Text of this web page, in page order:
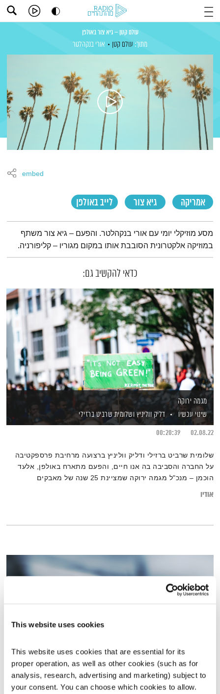
This website uses cookies
This website uses cookies that are essential for its
proper operation, as well as other cookies (such as for
analysis, research, advertising and marketing) subject to
your consent. You can choose which cookies to allow.
עולם קטן – גיא צור באולפן
מתוך: עולם קטן אורי בנקהלטר
אמריקה גיא צור לייב באולפן
embed
תמצית הפודקאסט
מסע מוזיקלי יומי עם אורי בנקהלטר. והפעם – גיא צור משתף
במוזיקה אלקטרונית הסובבת אותו במקום מגוריו – קליפורניה.
כדאי להקשיב גם:
מגמה ירוקה
שינוי עכשיו
דליק ווליניץ ושלומית שרביט ברזילי
02.08.22
00:20:39
שלומית שרביט ברזילי ודליק ווליניץ ברצועה מרחיבת פרספקטיבה
על החברה והסביבה בה אנו חיים, והפעם מתארח באולפן, אלעד
הוכמן – מנכ"ל מגמה ירוקה שמציינת 25 שנה של מאבקים
אודיו
התבוננות שבועית – 10.11.19
התבוננות שבועית
ושמואל שאול